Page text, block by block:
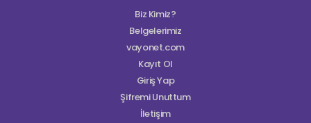
Biz Kimiz?
Belgelerimiz
vayonet.com
Kayıt Ol
Giriş Yap
Şifremi Unuttum
İletişim